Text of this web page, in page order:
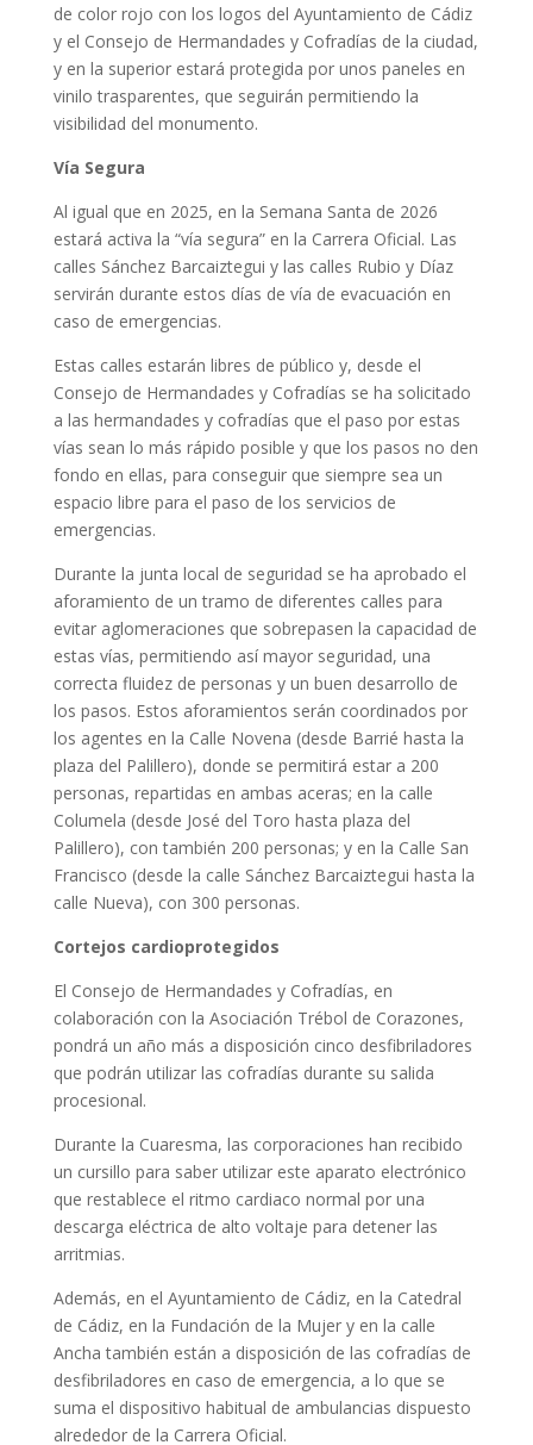
de color rojo con los logos del Ayuntamiento de Cádiz
y el Consejo de Hermandades y Cofradías de la ciudad,
y en la superior estará protegida por unos paneles en
vinilo trasparentes, que seguirán permitiendo la
visibilidad del monumento.
Vía Segura
Al igual que en 2025, en la Semana Santa de 2026
estará activa la “vía segura” en la Carrera Oficial. Las
calles Sánchez Barcaiztegui y las calles Rubio y Díaz
servirán durante estos días de vía de evacuación en
caso de emergencias.
Estas calles estarán libres de público y, desde el
Consejo de Hermandades y Cofradías se ha solicitado
a las hermandades y cofradías que el paso por estas
vías sean lo más rápido posible y que los pasos no den
fondo en ellas, para conseguir que siempre sea un
espacio libre para el paso de los servicios de
emergencias.
Durante la junta local de seguridad se ha aprobado el
aforamiento de un tramo de diferentes calles para
evitar aglomeraciones que sobrepasen la capacidad de
estas vías, permitiendo así mayor seguridad, una
correcta fluidez de personas y un buen desarrollo de
los pasos. Estos aforamientos serán coordinados por
los agentes en la Calle Novena (desde Barrié hasta la
plaza del Palillero), donde se permitirá estar a 200
personas, repartidas en ambas aceras; en la calle
Columela (desde José del Toro hasta plaza del
Palillero), con también 200 personas; y en la Calle San
Francisco (desde la calle Sánchez Barcaiztegui hasta la
calle Nueva), con 300 personas.
Cortejos cardioprotegidos
El Consejo de Hermandades y Cofradías, en
colaboración con la Asociación Trébol de Corazones,
pondrá un año más a disposición cinco desfibriladores
que podrán utilizar las cofradías durante su salida
procesional.
Durante la Cuaresma, las corporaciones han recibido
un cursillo para saber utilizar este aparato electrónico
que restablece el ritmo cardiaco normal por una
descarga eléctrica de alto voltaje para detener las
arritmias.
Además, en el Ayuntamiento de Cádiz, en la Catedral
de Cádiz, en la Fundación de la Mujer y en la calle
Ancha también están a disposición de las cofradías de
desfibriladores en caso de emergencia, a lo que se
suma el dispositivo habitual de ambulancias dispuesto
alrededor de la Carrera Oficial.